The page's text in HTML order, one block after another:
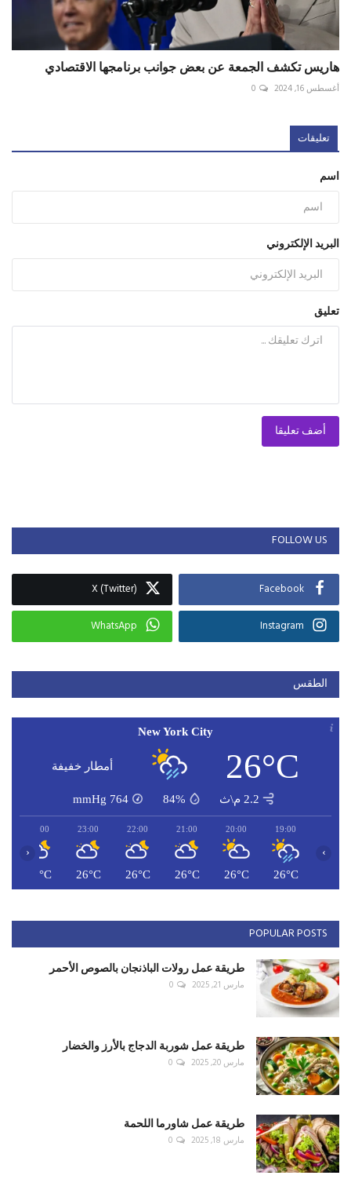
هاريس تكشف الجمعة عن بعض جوانب برنامجها الاقتصادي
أغسطس 16, 2024 0
تعليقات
اسم
البريد الإلكتروني
تعليق
أضف تعليقا
FOLLOW US
Facebook
X (Twitter)
Instagram
WhatsApp
الطقس
New York City
26°C أمطار خفيفة
2.2 م\ث 84%
764
mmHg
19:00
26°C
20:00
26°C
21:00
26°C
22:00
26°C
23:00
26°C
00:00
25°C
‹ ›
POPULAR POSTS
طريقة عمل رولات الباذنجان بالصوص الأحمر
مارس 21, 2025 0
طريقة عمل شوربة الدجاج بالأرز والخضار
مارس 20, 2025 0
طريقة عمل شاورما اللحمة
مارس 18, 2025 0